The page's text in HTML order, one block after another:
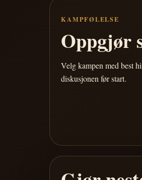
KAMPFØLELSE
Oppgjør
Velg kampen med best
diskusjonen før start.